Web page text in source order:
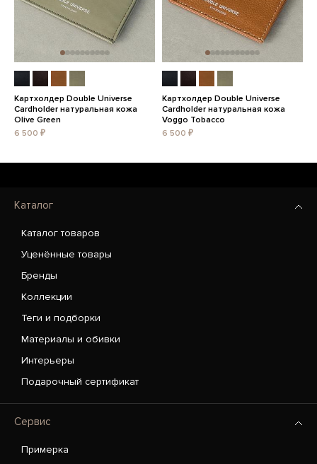
Картхолдер Double Universe
Cardholder натуральная кожа
Olive Green
6 500 ₽
Картхолдер Double Universe
Cardholder натуральная кожа
Voggo Tobacco
6 500 ₽
Каталог
Каталог товаров
Уценённые товары
Бренды
Коллекции
Теги и подборки
Материалы и обивки
Интерьеры
Подарочный сертификат
Сервис
Примерка